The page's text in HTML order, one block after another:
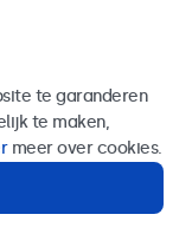
04 43
te garanderen
te maken,
meer over cookies.